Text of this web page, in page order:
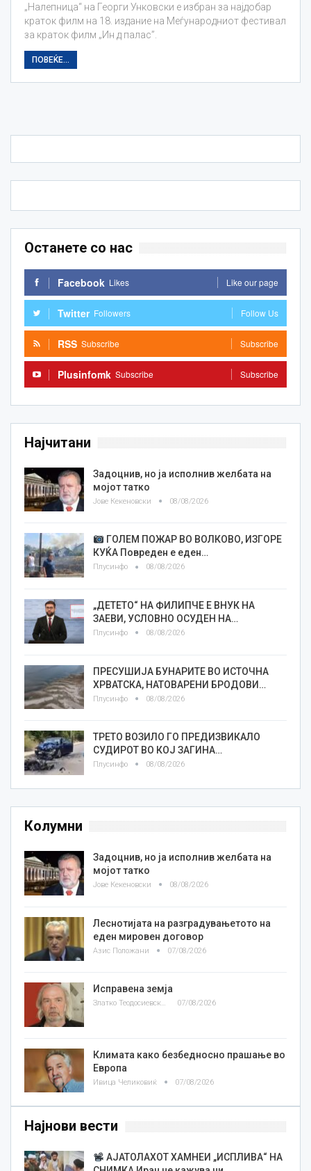
„Налепница“ на Георги Унковски е избран за најдобар
краток филм на 18. издание на Меѓународниот фестивал
за краток филм „Ин д палас”.
ПОВЕЌЕ...
Останете со нас
Facebook Likes Like our page
Twitter Followers Follow Us
RSS Subscribe Subscribe
Plusinfomk Subscribe Subscribe
Најчитани
Задоцнив, но ја исполнив желбата на
мојот татко
Јове Кекеновски 08/08/2026
ГОЛЕМ ПОЖАР ВО ВОЛКОВО, ИЗГОРЕ
КУЌА Повреден е еден…
Плусинфо 08/08/2026
„ДЕТЕТО“ НА ФИЛИПЧЕ Е ВНУК НА
ЗАЕВИ, УСЛОВНО ОСУДЕН НА…
Плусинфо 08/08/2026
ПРЕСУШИЈА БУНАРИТЕ ВО ИСТОЧНА
ХРВАТСКА, НАТОВАРЕНИ БРОДОВИ…
Плусинфо 08/08/2026
ТРЕТО ВОЗИЛО ГО ПРЕДИЗВИКАЛО
СУДИРОТ ВО КОЈ ЗАГИНА…
Плусинфо 08/08/2026
Колумни
Задоцнив, но ја исполнив желбата на
мојот татко
Јове Кекеновски 08/08/2026
Леснотијата на разградувањетото на
еден мировен договор
Азис Положани 07/08/2026
Исправена земја
Златко Теодосиевски 07/08/2026
Климата како безбедносно прашање во
Европа
Ивица Челиковиќ 07/08/2026
Најнови вести
АЈАТОЛАХОТ ХАМНЕИ „ИСПЛИВА“ НА